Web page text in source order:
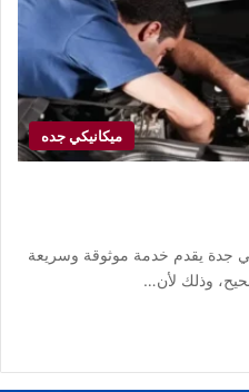
ميكانيكي جده
جدة يقدم خدمة موثوقة وسريعة
وذلك لأن…